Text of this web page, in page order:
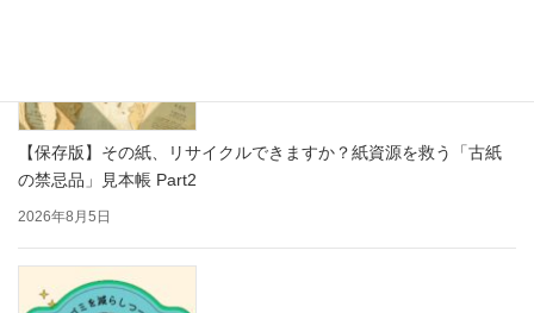
【保存版】その紙、リサイクルできますか？紙資源を救う「古紙
の禁忌品」見本帳 Part2
2026年8月5日